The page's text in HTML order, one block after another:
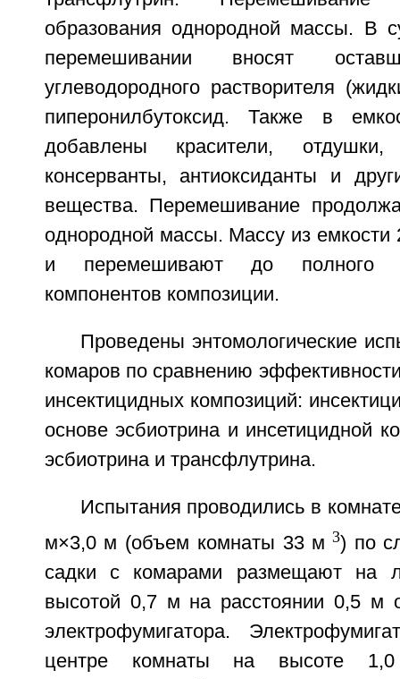
образования однородной массы. В
перемешивании вносят
углеводородного растворителя
пиперонилбутоксид. Также в
добавлены красители,
консерванты, антиоксиданты и
вещества. Перемешивание
однородной массы. Массу из емкости
и перемешивают до полного
компонентов композиции.
Проведены энтомологические
комаров по сравнению
инсектицидных композиций:
основе эсбиотрина и инсетицидной
эсбиотрина и трансфлутрина.
Испытания проводились в
м×3,0 м (объем комнаты 33 м 3) по
садки с комарами размещают на
высотой 0,7 м на расстоянии 0,5 м
электрофумигатора.
центре комнаты на высоте